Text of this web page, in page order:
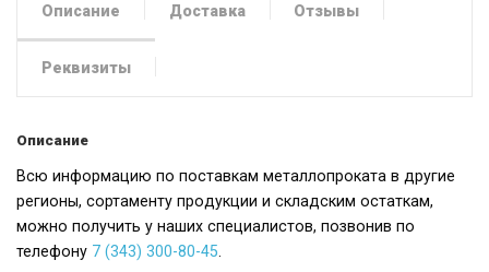
Описание Доставка Отзывы
Реквизиты
Описание
Всю информацию по поставкам металлопроката в другие
регионы, сортаменту продукции и складским остаткам,
можно получить у наших специалистов, позвонив по
телефону 7 (343) 300-80-45